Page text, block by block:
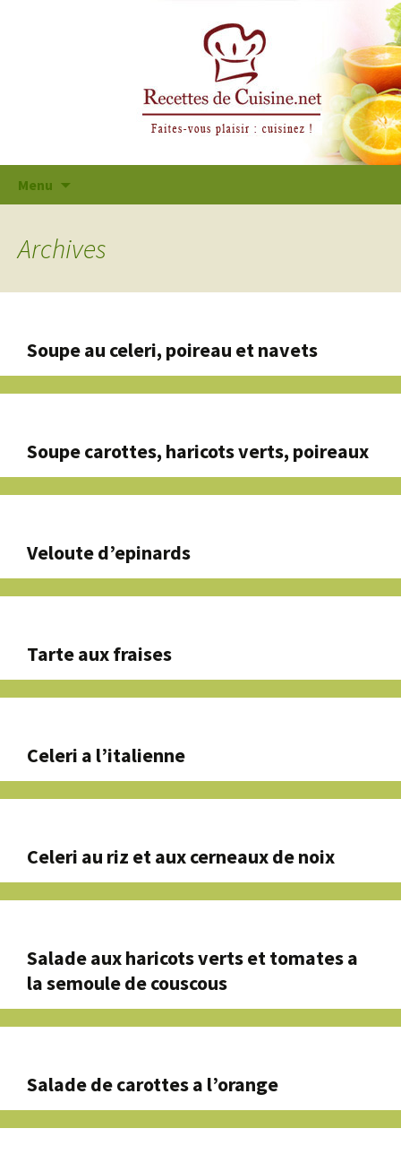
Menu
principal
Archives
Soupe au celeri, poireau et navets
Soupe carottes, haricots verts, poireaux
Veloute d’epinards
Tarte aux fraises
Celeri a l’italienne
Celeri au riz et aux cerneaux de noix
Salade aux haricots verts et tomates a
la semoule de couscous
Salade de carottes a l’orange